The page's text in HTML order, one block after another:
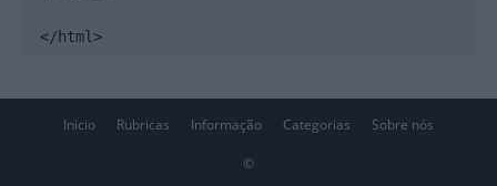
</html>
Inicio Rubricas Informação Categorias Sobre nós
©